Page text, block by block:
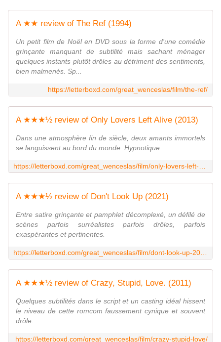
A ★★ review of The Ref (1994)
Un petit film de Noël en DVD sous la forme d'une comédie
grinçante manquant de subtilité mais sachant ménager
quelques instants plutôt drôles au détriment des sentiments,
bien malmenés. Sp...
https://letterboxd.com/great_wenceslas/film/the-ref/
A ★★★½ review of Only Lovers Left Alive (2013)
Dans une atmosphère fin de siècle, deux amants immortels
se languissent au bord du monde. Hypnotique.
A ★★★½ review of Don't Look Up (2021)
Entre satire grinçante et pamphlet décomplexé, un défilé de
scènes parfois surréalistes parfois drôles, parfois
exaspérantes et pertinentes.
A ★★★½ review of Crazy, Stupid, Love. (2011)
Quelques subtilités dans le script et un casting idéal hissent
le niveau de cette romcom faussement cynique et souvent
drôle.
https://letterboxd.com/great_wenceslas/film/crazy-stupid-love/